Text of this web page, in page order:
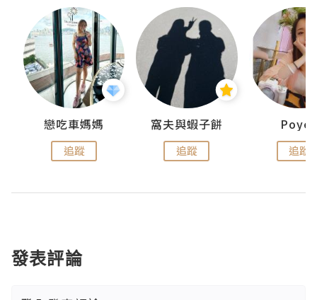
戀吃車媽媽
追蹤
窩夫與蝦子餅
追蹤 追蹤
發表評論